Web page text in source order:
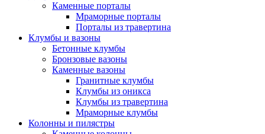
Каменные порталы
Мраморные порталы
Порталы из травертина
Клумбы и вазоны
Бетонные клумбы
Бронзовые вазоны
Каменные вазоны
Гранитные клумбы
Клумбы из оникса
Клумбы из травертина
Мраморные клумбы
Колонны и пилястры